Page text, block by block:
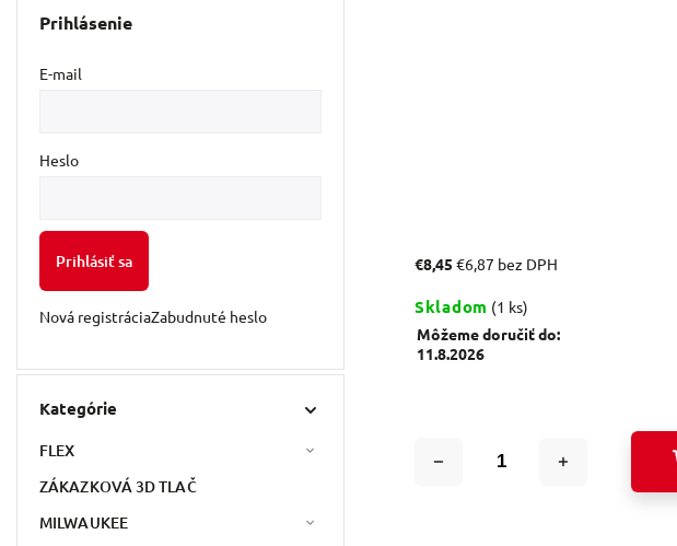
Prihlásenie
E-mail
Heslo
Prihlásiť sa
Nová registráciaZabudnuté heslo
Kategórie
FLEX
ZÁKAZKOVÁ 3D TLAČ
MILWAUKEE
€8,45 €6,87 bez DPH
Skladom (1 ks)
Môžeme doručiť do:
11.8.2026